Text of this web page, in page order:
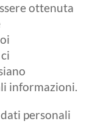
ottenuta
informazioni.
personali